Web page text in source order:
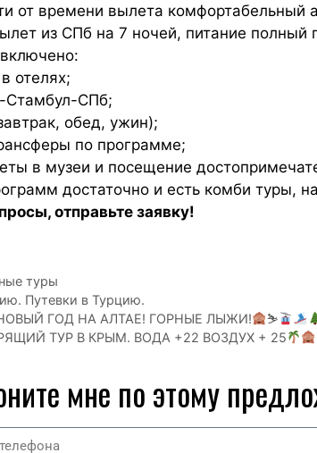
от времени вылета комфортабельный
из СПб на 7 ночей, питание
отелях;
Стамбул-СПб;
обед, ужин);
по программе;
в музеи и посещение
достаточно и есть комби туры,
отправьте заявку!
туры
Путевки в Турцию.
ГОД НА АЛТАЕ! ГОРНЫЕ ЛЫЖИ!
⛷
ТУР В КРЫМ. ВОДА +22 ВОЗДУХ + 25
мне по этому